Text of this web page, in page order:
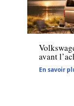
Voiture
avant
En savoir